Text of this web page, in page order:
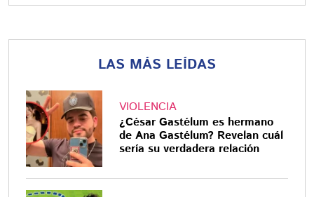
LAS MÁS LEÍDAS
VIOLENCIA
¿César Gastélum es hermano
de Ana Gastélum? Revelan cuál
sería su verdadera relación